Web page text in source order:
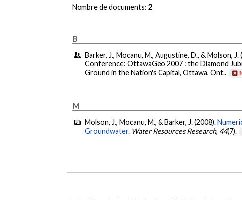
Nombre de documents:2
B
Barker, J., Mocanu, M., Augustine, D., & Molson,
Conference: OttawaGeo 2007 : the Diamond
Ground in the Nation's Capital, Ottawa, Ont..
M
Molson, J., Mocanu, M., & Barker, J. (2008).
Groundwater. Water Resources Research, 44(7).